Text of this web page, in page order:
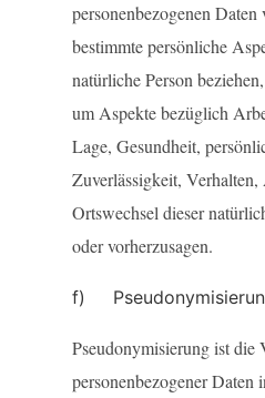
personenbezogenen
bestimmte persönliche
natürliche Person
um Aspekte bezüglich
Lage, Gesundheit,
Zuverlässigkeit,
Ortswechsel dieser
oder vorherzusagen.
f)
Pseudonymisierung ist die
personenbezogener Daten